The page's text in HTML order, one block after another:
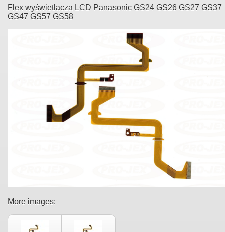
Flex wyświetlacza LCD Panasonic GS24 GS26 GS27 GS37
GS47 GS57 GS58
More images: